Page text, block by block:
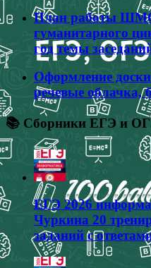
План работы
гуманитарного
год темы
Оформление
речевые облачка,
📚 Сборники ЕГЭ и
ЕГЭ 2026
Чуркина 20
заданий с